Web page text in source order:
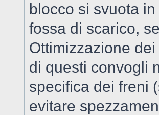
blocco si svuota
fossa di scarico,
Ottimizzazione
di questi convogli
specifica dei freni
evitare